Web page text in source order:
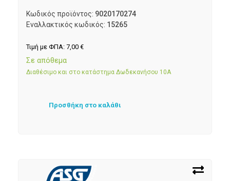
Κωδικός προϊόντος: 9020170274
Εναλλακτικός κωδικός: 15265
Τιμή με ΦΠΑ: 7,00 €
Σε απόθεμα
Διαθέσιμο και στο κατάστημα Δωδεκανήσου 10Α
Προσθήκη στο καλάθι